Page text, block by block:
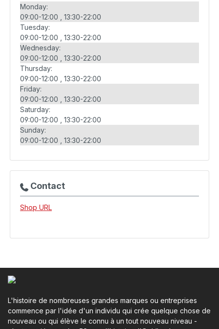
Monday:
09:00-12:00
13:30-22:00
Tuesday:
09:00-12:00
13:30-22:00
Wednesday:
09:00-12:00
13:30-22:00
Thursday:
09:00-12:00
13:30-22:00
Friday:
09:00-12:00
13:30-22:00
Saturday:
09:00-12:00
13:30-22:00
Sunday:
09:00-12:00
13:30-22:00
Contact
Shop URL
L'histoire de nombreuses grandes marques ou entreprises
commence par l'idée d'un individu qui crée quelque chose de
nouveau ou qui élève le connu à un tout nouveau niveau -